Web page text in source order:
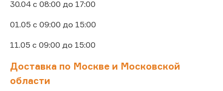
30.04 с 08:00 до 17:00
01.05 с 09:00 до 15:00
11.05 с 09:00 до 15:00
Доставка по Москве и Московской
области